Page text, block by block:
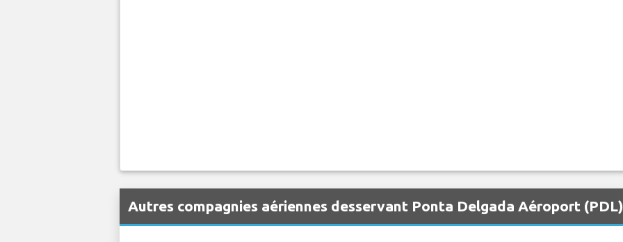
Autres compagnies aériennes desservant Ponta Delgada Aéroport (PDL)